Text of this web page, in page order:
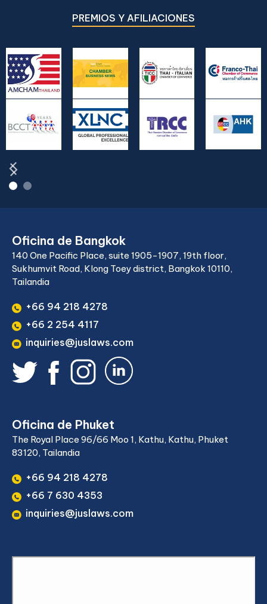
PREMIOS Y AFILIACIONES
Oficina de Bangkok
140 One Pacific Place, suite 1905-1907, 19th floor,
Sukhumvit Road, Klong Toey district, Bangkok 10110,
Tailandia
+66 94 218 4278
+66 2 254 4117
inquiries@juslaws.com
Oficina de Phuket
The Royal Place 96/66 Moo 1, Kathu, Kathu, Phuket
83120, Tailandia
+66 94 218 4278
+66 7 630 4353
inquiries@juslaws.com